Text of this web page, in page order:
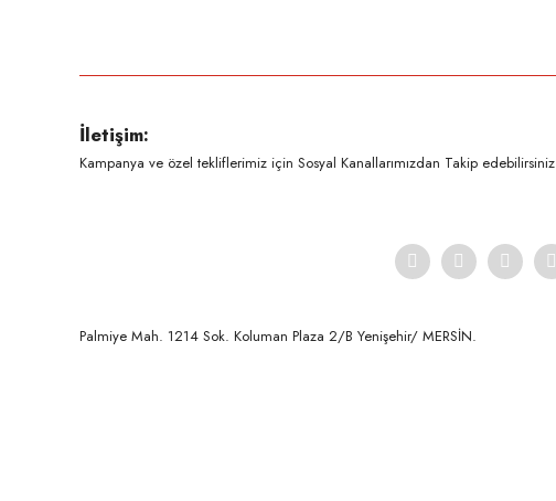
Ürün açıklamasında eksik bilgiler bulunuyor.
Ürün bilgilerinde hatalar bulunuyor.
İletişim:
Kampanya ve özel tekliflerimiz için Sosyal Kanallarımızdan Takip edebilirsiniz
Palmiye Mah. 1214 Sok. Koluman Plaza 2/B Yenişehir/ MERSİN.ㅤㅤㅤㅤㅤㅤㅤㅤㅤㅤㅤㅤㅤㅤㅤㅤㅤㅤㅤㅤㅤㅤㅤㅤㅤㅤㅤㅤㅤㅤㅤㅤㅤㅤㅤ ㅤㅤㅤㅤㅤㅤㅤㅤㅤㅤ